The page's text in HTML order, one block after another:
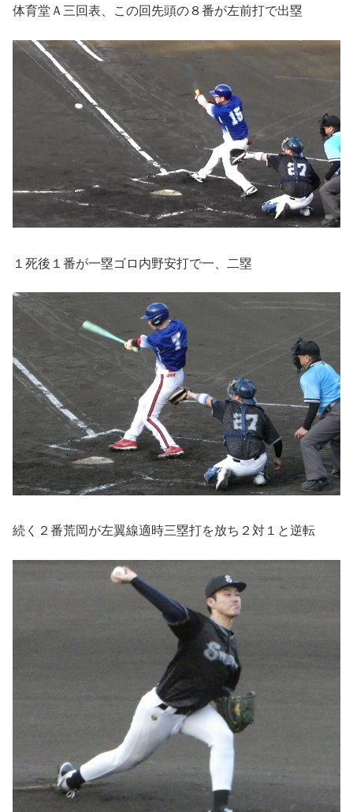
体育堂Ａ三回表、この回先頭の８番が左前打で出塁
１死後１番が一塁ゴロ内野安打で一、二塁
続く２番荒岡が左翼線適時三塁打を放ち２対１と逆転